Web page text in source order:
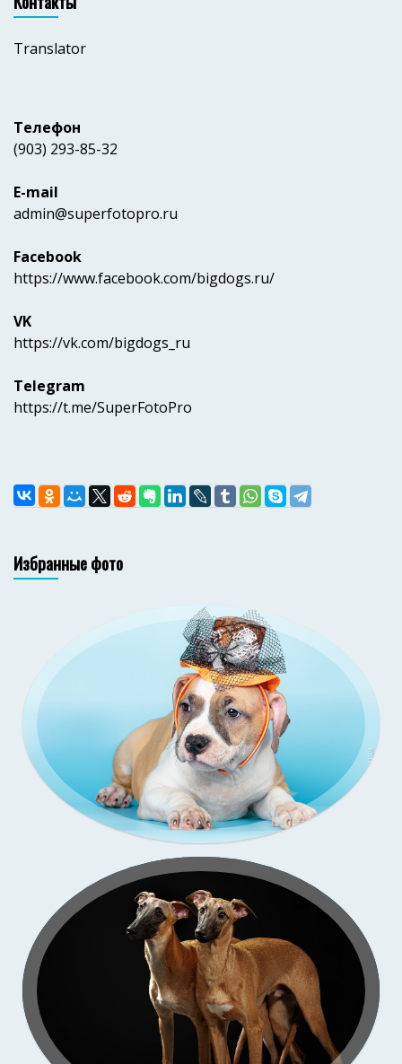
Translator
Телефон
(903) 293-85-32
E-mail
admin@superfotopro.ru
Facebook
https://www.facebook.com/bigdogs.ru/
VK
https://vk.com/bigdogs_ru
Telegram
https://t.me/SuperFotoPro
Избранные фото
Подрощенные щенки уиппета
съёмка в моей студии
Подрощенный щенок таксы
Съёмка у меня (улица)